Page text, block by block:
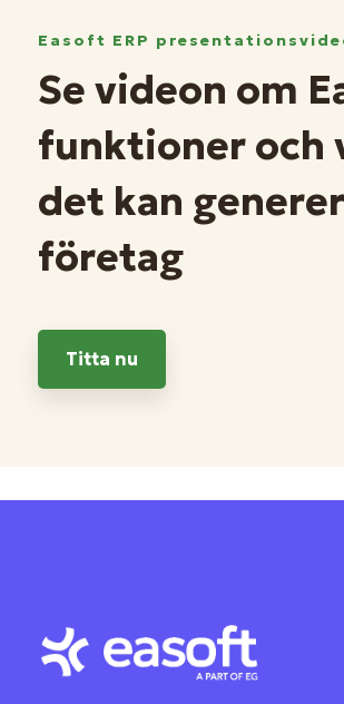
Easoft ERP
Se videon om
funktioner och
det kan
företag
Titta nu